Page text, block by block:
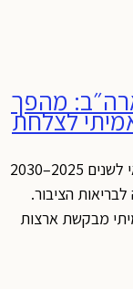
מהפך
לצלחת
הנחיות התזונה החדשות של הממשל האמריקאי לשנים 2025–2030
הציבור.